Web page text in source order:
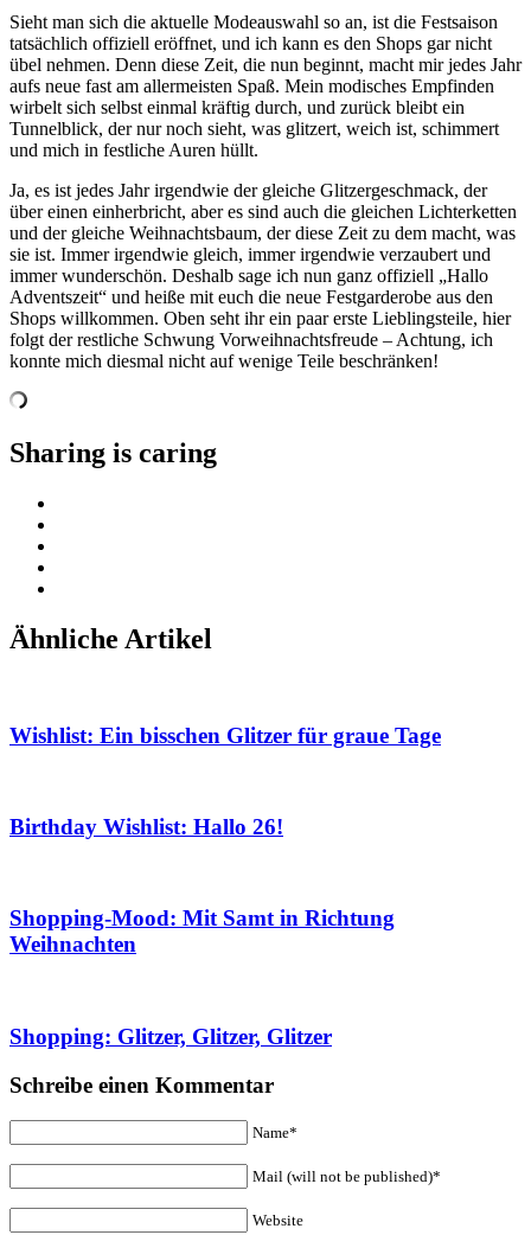
Sieht man sich die aktuelle Modeauswahl so an, ist die Festsaison
tatsächlich offiziell eröffnet, und ich kann es den Shops gar nicht
übel nehmen. Denn diese Zeit, die nun beginnt, macht mir jedes Jahr
aufs neue fast am allermeisten Spaß. Mein modisches Empfinden
wirbelt sich selbst einmal kräftig durch, und zurück bleibt ein
Tunnelblick, der nur noch sieht, was glitzert, weich ist, schimmert
und mich in festliche Auren hüllt.
Ja, es ist jedes Jahr irgendwie der gleiche Glitzergeschmack, der
über einen einherbricht, aber es sind auch die gleichen Lichterketten
und der gleiche Weihnachtsbaum, der diese Zeit zu dem macht, was
sie ist. Immer irgendwie gleich, immer irgendwie verzaubert und
immer wunderschön. Deshalb sage ich nun ganz offiziell „Hallo
Adventszeit“ und heiße mit euch die neue Festgarderobe aus den
Shops willkommen. Oben seht ihr ein paar erste Lieblingsteile, hier
folgt der restliche Schwung Vorweihnachtsfreude – Achtung, ich
konnte mich diesmal nicht auf wenige Teile beschränken!
Sharing is caring
Ähnliche Artikel
Wishlist: Ein bisschen Glitzer für graue Tage
Birthday Wishlist: Hallo 26!
Shopping-Mood: Mit Samt in Richtung
Weihnachten
Shopping: Glitzer, Glitzer, Glitzer
Schreibe einen Kommentar
Name*
Mail (will not be published)*
Website